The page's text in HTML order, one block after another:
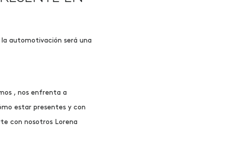
automotivación será una
, nos enfrenta a
estar presentes y con
con nosotros Lorena